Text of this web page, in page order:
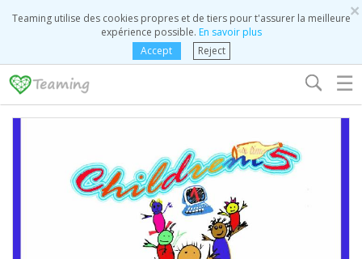
×
Teaming utilise des cookies propres et de tiers pour t'assurer la meilleure
expérience possible. En savoir plus
Accept
Reject
☰